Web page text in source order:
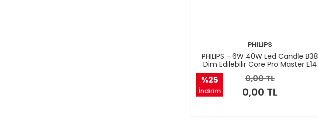
%25
İndirim
PHILIPS
PHILIPS - 6W 40W Led Candle B38
Dim Edilebilir Core Pro Master E14
0,00 TL
0,00 TL